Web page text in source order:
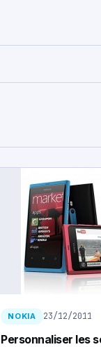
NOKIA 23/12/2011
Personnaliser les